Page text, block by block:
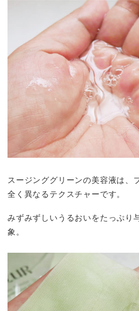
スージンググリーンの美容液は、
全く異なるテクスチャーです。
みずみずしいうるおいをたっぷり
象。